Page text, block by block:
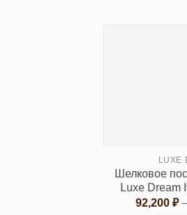
LUXE
Шелковое
Luxe Dream
92,200₽ –